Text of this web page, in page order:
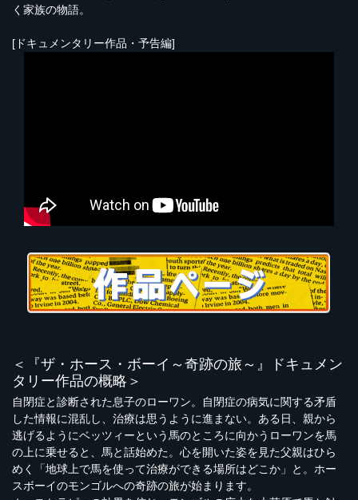
く家族の物語。
[ドキュメンタリー作品・予告編]
＜『ザ・ホース・ボーイ～奇跡の旅～』ドキュメン
タリー作品の概略＞
自閉症と診断された息子のローワン。自閉症の病気に関する矛盾
した情報に混乱し、治療は思うように進まない。ある日、親から
逃げるようにベッツィーという馬のところに向かうローワンを馬
の上に乗せると、馬と話始めた。心を開いた姿を見た父親はひら
めく「地球上で馬を使って治療ができる場所はどこか」と。ホー
スボーイのモンゴルへの奇跡の旅が始まります。